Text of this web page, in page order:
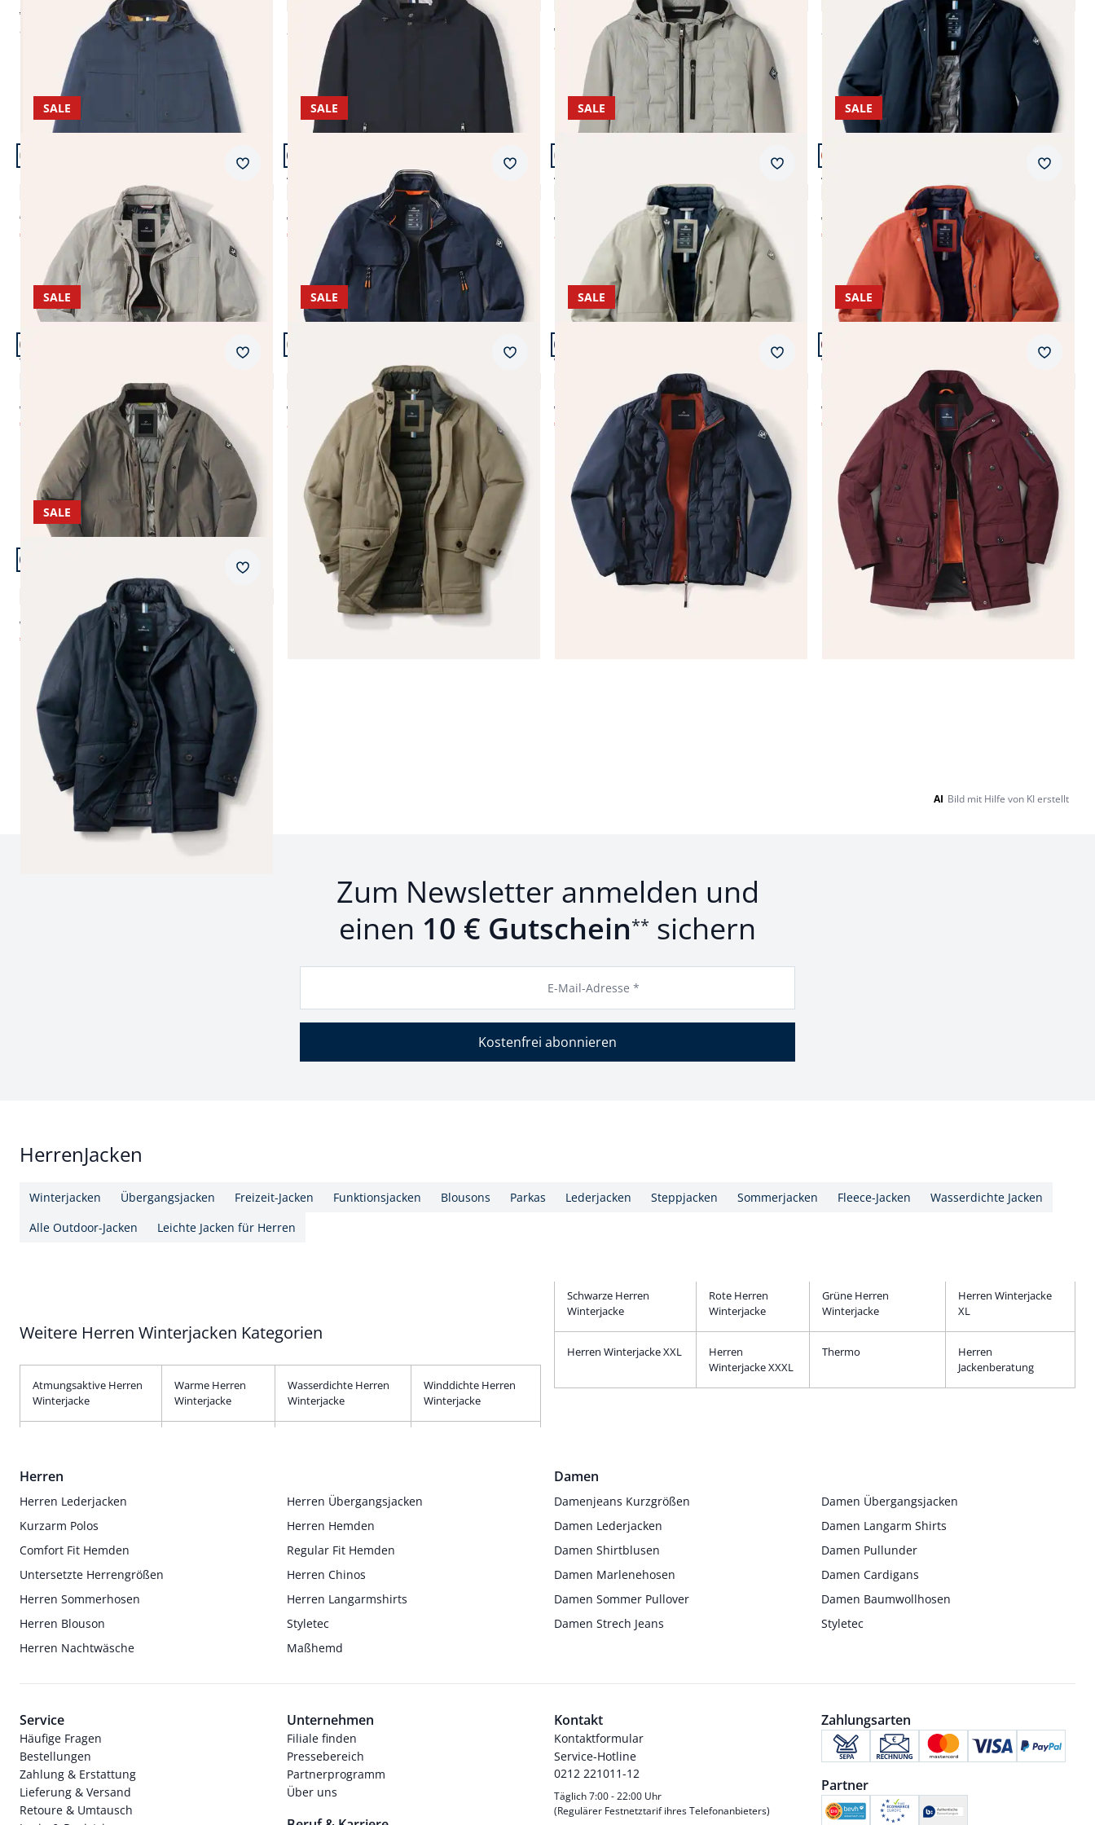
ab € 229,99
ab € 169,99 (-26%)
4,7 (3)
ab € 229,99
4,8 (31)
ab € 149,99
ab € 64,99 (-57%)
4,7 (9)
ab € 269,99
Artikel 5 von 13.
SALE
4,9 (25)
€ 229,99
€ 74,99 (-67%)
Merkzettel
Artikel 6 von 13.
SALE
Aquastop Reisejacke
4,8 (117)
ab € 229,99
€ 79,99 (-65%)
Merkzettel
Artikel 7 von 13.
SALE
Aquastop Wetterjacke
4,9 (49)
ab € 249,00
ab € 98,99 (-60%)
Merkzettel
Artikel 8 von 13.
SALE
Aquastop Wetterjacke
4,9 (9)
ab € 249,00
€ 89,99 (-64%)
Artikel 9 von 13.
SALE
Tag und Nacht Langjacke
4,8 (6)
ab € 229,00
€ 79,99 (-65%)
Merkzettel
Artikel 10 von 13.
SALE
Ultraskin Leichtparka
4,6 (16)
ab € 229,00
ab € 114,99 (-50%)
Merkzettel
Artikel 11 von 13.
SALE
Windlock Klima Blouson
4,7 (38)
ab € 149,00
€ 74,99 (-50%)
Merkzettel
Artikel 12 von 13.
SALE
Wetterschutz-Parka Steife Brise
4,7 (25)
ab € 249,00
€ 89,99 (-64%)
Artikel 13 von 13.
SALE
Ultraskin Leichtparka
5,0 (2)
ab € 229,00
€ 89,99 (-61%)
Merkzettel
Seite 1 geladen. Zeige Produkte 1 bis 13 von 13.
AI Bild mit Hilfe von KI erstellt
Zum Newsletter anmelden und
einen 10 € Gutschein** sichern
E-Mail-Adresse *
Kostenfrei abonnieren
HerrenJacken
Winterjacken Übergangsjacken Freizeit-Jacken Funktionsjacken Blousons Parkas Lederjacken Steppjacken Sommerjacken Fleece-Jacken
Wasserdichte Jacken
Alle Outdoor-Jacken
Leichte Jacken für Herren
Weitere Herren Winterjacken Kategorien
Atmungsaktive Herren
Winterjacke
Warme Herren
Winterjacke
Wasserdichte Herren
Winterjacke
Winddichte Herren
Winterjacke
Schwarze Herren
Winterjacke
Rote Herren
Winterjacke
Grüne Herren
Winterjacke
Herren Winterjacke
XL
Herren Winterjacke XXL
Herren
Winterjacke XXXL
Thermo
Herren
Jackenberatung
Herren
Herren Lederjacken
Herren Übergangsjacken
Kurzarm Polos
Herren Hemden
Comfort Fit Hemden
Regular Fit Hemden
Untersetzte Herrengrößen
Herren Chinos
Herren Sommerhosen
Herren Langarmshirts
Herren Blouson
Styletec
Herren Nachtwäsche
Maßhemd
Damen
Damenjeans Kurzgrößen
Damen Übergangsjacken
Damen Lederjacken
Damen Langarm Shirts
Damen Shirtblusen
Damen Pullunder
Damen Marlenehosen
Damen Cardigans
Damen Sommer Pullover
Damen Baumwollhosen
Damen Strech Jeans
Styletec
Service
Häufige Fragen
Bestellungen
Zahlung & Erstattung
Lieferung & Versand
Retoure & Umtausch
Unternehmen
Filiale finden
Pressebereich
Partnerprogramm
Über uns
Kontakt
Kontaktformular
Service-Hotline
0212 221011-12
Täglich 7:00 - 22:00 Uhr
(Regulärer Festnetztarif ihres Telefonanbieters)
Zahlungsarten
Partner